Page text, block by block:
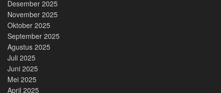
Desember 2025
November 2025
Oktober 2025
September 2025
Agustus 2025
Juli 2025
Juni 2025
Mei 2025
April 2025